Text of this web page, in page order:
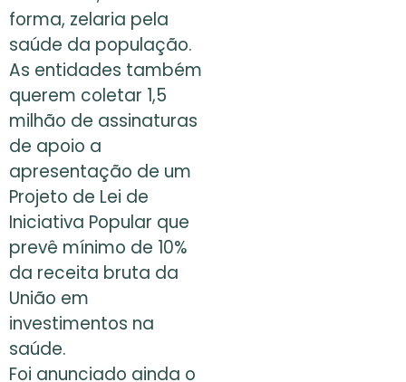
forma, zelaria pela
saúde da população.
As entidades também
querem coletar 1,5
milhão de assinaturas
de apoio a
apresentação de um
Projeto de Lei de
Iniciativa Popular que
prevê mínimo de 10%
da receita bruta da
União em
investimentos na
saúde.
Foi anunciado ainda o